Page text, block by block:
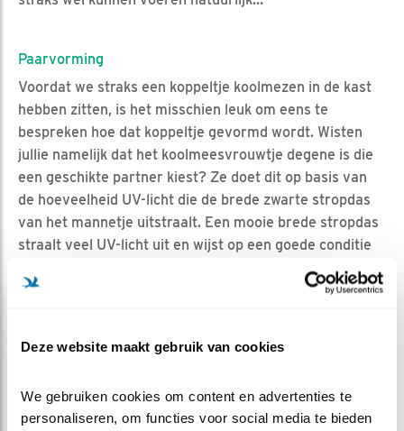
Deze website maakt gebruik van cookies
We gebruiken cookies om content en advertenties te
personaliseren, om functies voor social media te bieden
Paarvorming
Voordat we straks een koppeltje koolmezen in de kast
hebben zitten, is het misschien leuk om eens te
bespreken hoe dat koppeltje gevormd wordt. Wisten
jullie namelijk dat het koolmeesvrouwtje degene is die
een geschikte partner kiest? Ze doet dit op basis van
de hoeveelheid UV-licht die de brede zwarte stropdas
van het mannetje uitstraalt. Een mooie brede stropdas
straalt veel UV-licht uit en wijst op een goede conditie
van het mannetje. Als het vrouwtje haar keuze heeft
gemaakt en ook de nestplaats is gekozen kan het